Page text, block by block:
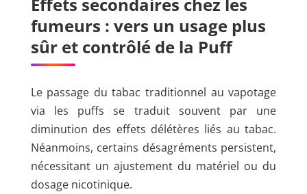
fumeurs : vers un usage plus
sûr et contrôlé de la Puff
Le passage du tabac traditionnel au vapotage
via les puffs se traduit souvent par une
diminution des effets délétères liés au tabac.
Néanmoins, certains désagréments persistent,
nécessitant un ajustement du matériel ou du
dosage nicotinique.